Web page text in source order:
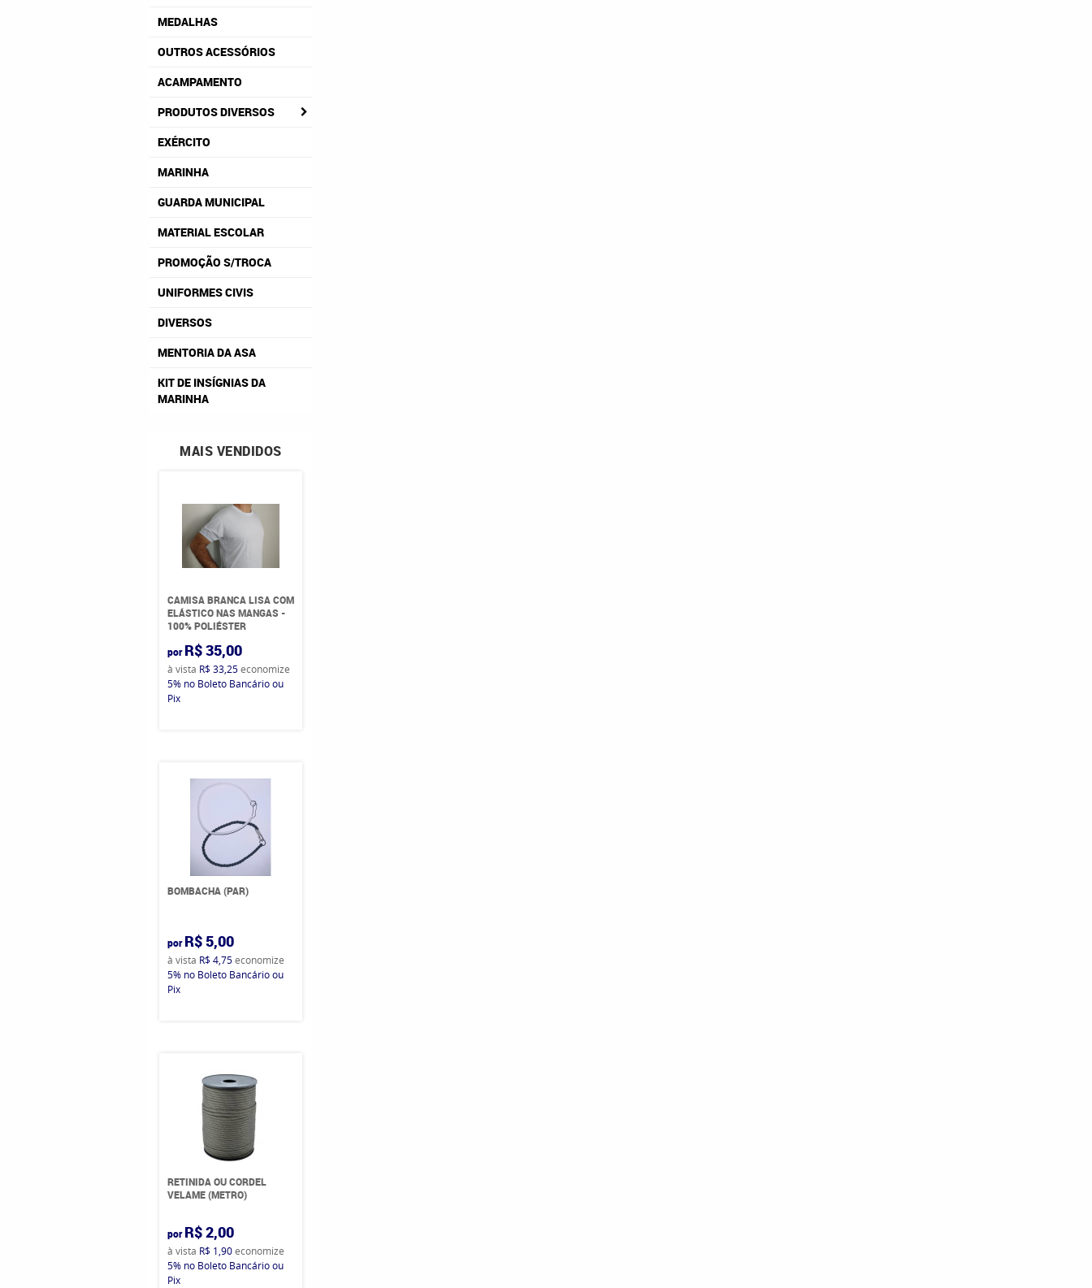
MEDALHAS
OUTROS ACESSÓRIOS
ACAMPAMENTO
PRODUTOS DIVERSOS
EXÉRCITO
MARINHA
GUARDA MUNICIPAL
MATERIAL ESCOLAR
PROMOÇÃO S/TROCA
UNIFORMES CIVIS
DIVERSOS
MENTORIA DA ASA
KIT DE INSÍGNIAS DA
MARINHA
MAIS VENDIDOS
CAMISA BRANCA LISA COM
ELÁSTICO NAS MANGAS -
100% POLIÉSTER
por R$ 35,00
à vista R$ 33,25economize
5% no Boleto Bancário ou
Pix
BOMBACHA (PAR)
por R$ 5,00
à vista R$ 4,75economize
5% no Boleto Bancário ou
Pix
RETINIDA OU CORDEL
VELAME (METRO)
por R$ 2,00
à vista R$ 1,90economize
5% no Boleto Bancário ou
Pix